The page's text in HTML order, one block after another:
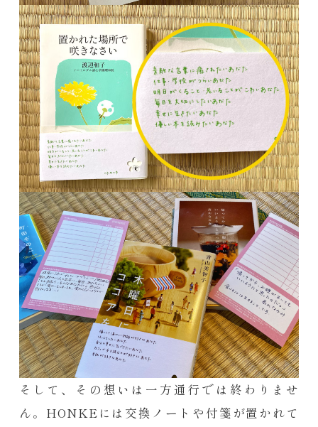
そして、その想いは一方通行では終わりませ
ん。HONKEには交換ノートや付箋が置かれて